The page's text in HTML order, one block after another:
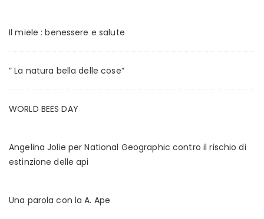
o
i
o
a
Il miele : benessere e salute
” La natura bella delle cose”
WORLD BEES DAY
Angelina Jolie per National Geographic contro il rischio di
estinzione delle api
Una parola con la A. Ape